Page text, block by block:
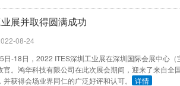
展并取得圆满成功
08-24
日-18日，2022 ITES深圳工业展在深圳国际会展中心（
官。鸿华科技有限公司在此次展会期间，迎来了来自全
获得会场业界同仁的广泛好评和认可。
详情